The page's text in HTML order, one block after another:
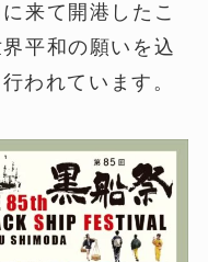
来て開港したこ
平和の願いを込
われています。